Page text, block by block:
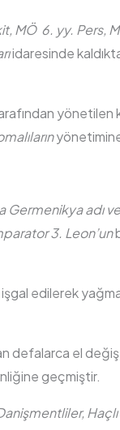
MÖ 6. yy. Pers,
idaresinde
yönetilen
Germenikya adı
3. Leon’un
edilerek
defalarca el
geçmiştir.
Haçlı